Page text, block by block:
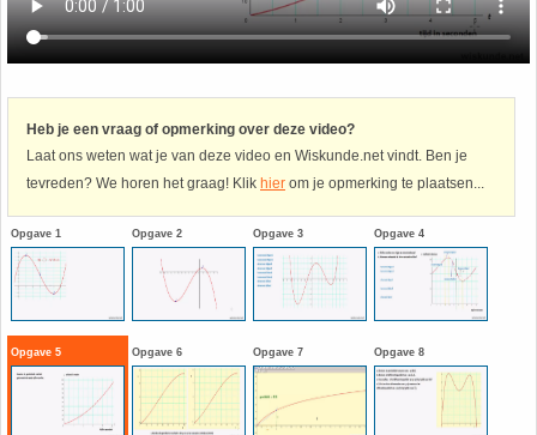
Heb je een vraag of opmerking over deze video?
Laat ons weten wat je van deze video en Wiskunde.net vindt. Ben je
tevreden? We horen het graag! Klik hier om je opmerking te plaatsen...
Opgave 1 Opgave 2 Opgave 3 Opgave 4
Opgave 5 Opgave 6 Opgave 7 Opgave 8
Havo
HAVO 4A - Hoofdstuk 5 - Lineaire verbanden
HAVO 4B - Hoofdstuk 4 - Werken met formules
HAVO 4B - Hoofdstuk 5 - Machten, exponenten
en logaritmen
HAVO 4B - Hoofdstuk 6 - De afgeleide functie
HAVO 5B - Hoofdstuk 7 - Lijnen en cirkels
9. Het getal van Euler
10. Inhoud bol
11. Inhoud cilinder
12. Inhoud kegel
13. Inhoud piramide
14. Inhoud prisma
15. Lijn door 2 gegeven punten